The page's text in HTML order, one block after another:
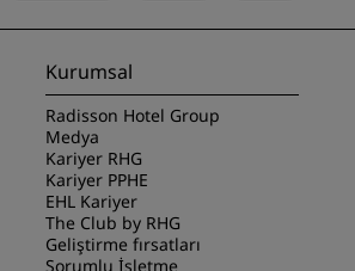
Kurumsal
Radisson Hotel Group
Medya
Kariyer RHG
Kariyer PPHE
EHL Kariyer
The Club by RHG
Geliştirme fırsatları
Sorumlu İşletme